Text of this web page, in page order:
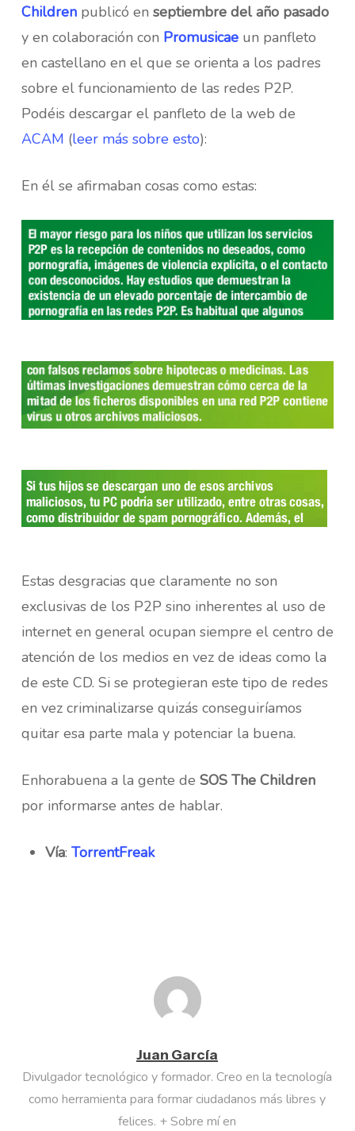
Childrenpublicó en septiembre del año pasado
y en colaboración con Promusicaeun panfleto
en castellano en el que se orienta a los padres
sobre el funcionamiento de las redes P2P.
Podéis descargar el panfleto de la web de
ACAM (leer más sobre esto):
En él se afirmaban cosas como estas:
Estas desgracias que claramente no son
exclusivas de los P2P sino inherentes al uso de
internet en general ocupan siempre el centro de
atención de los medios en vez de ideas como la
de este CD. Si se protegieran este tipo de redes
en vez criminalizarse quizás conseguiríamos
quitar esa parte mala y potenciar la buena.
Enhorabuena a la gente de SOS The Children
por informarse antes de hablar.
Vía: TorrentFreak
Juan García
Divulgador tecnológico y formador. Creo en la tecnología
como herramienta para formar ciudadanos más libres y
felices. + Sobre mí en